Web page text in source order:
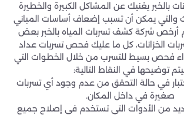
بالخبر يغنيك عن المشاكل الكبيرة والخطيرة
والتي يمكن أن تسبب إضعاف أساسات المباني
أرخص شركة كشف تسربات المياه بالخبر بعض
الخزانات، كل ما عليك فحص تسربات عداد
فحص بسيط للتسرب من خلال الخطوات التي
توضيحها في النقاط التالية:
في حالة التحقق من عدم وجود أي تسربات
صغيرة في داخل المكان.
من الأدوات التي تستخدم في إصلاح جميع